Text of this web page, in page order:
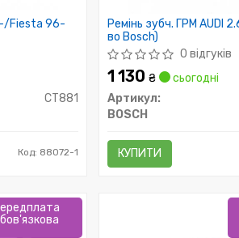
Fiesta 96-
CT881
Код: 88072-1
Ремінь зубч. ГРМ AUDI
во Bosch)
0 відгуків
1 130₴
сьогодні
Артикул:
BOSCH
КУПИТИ